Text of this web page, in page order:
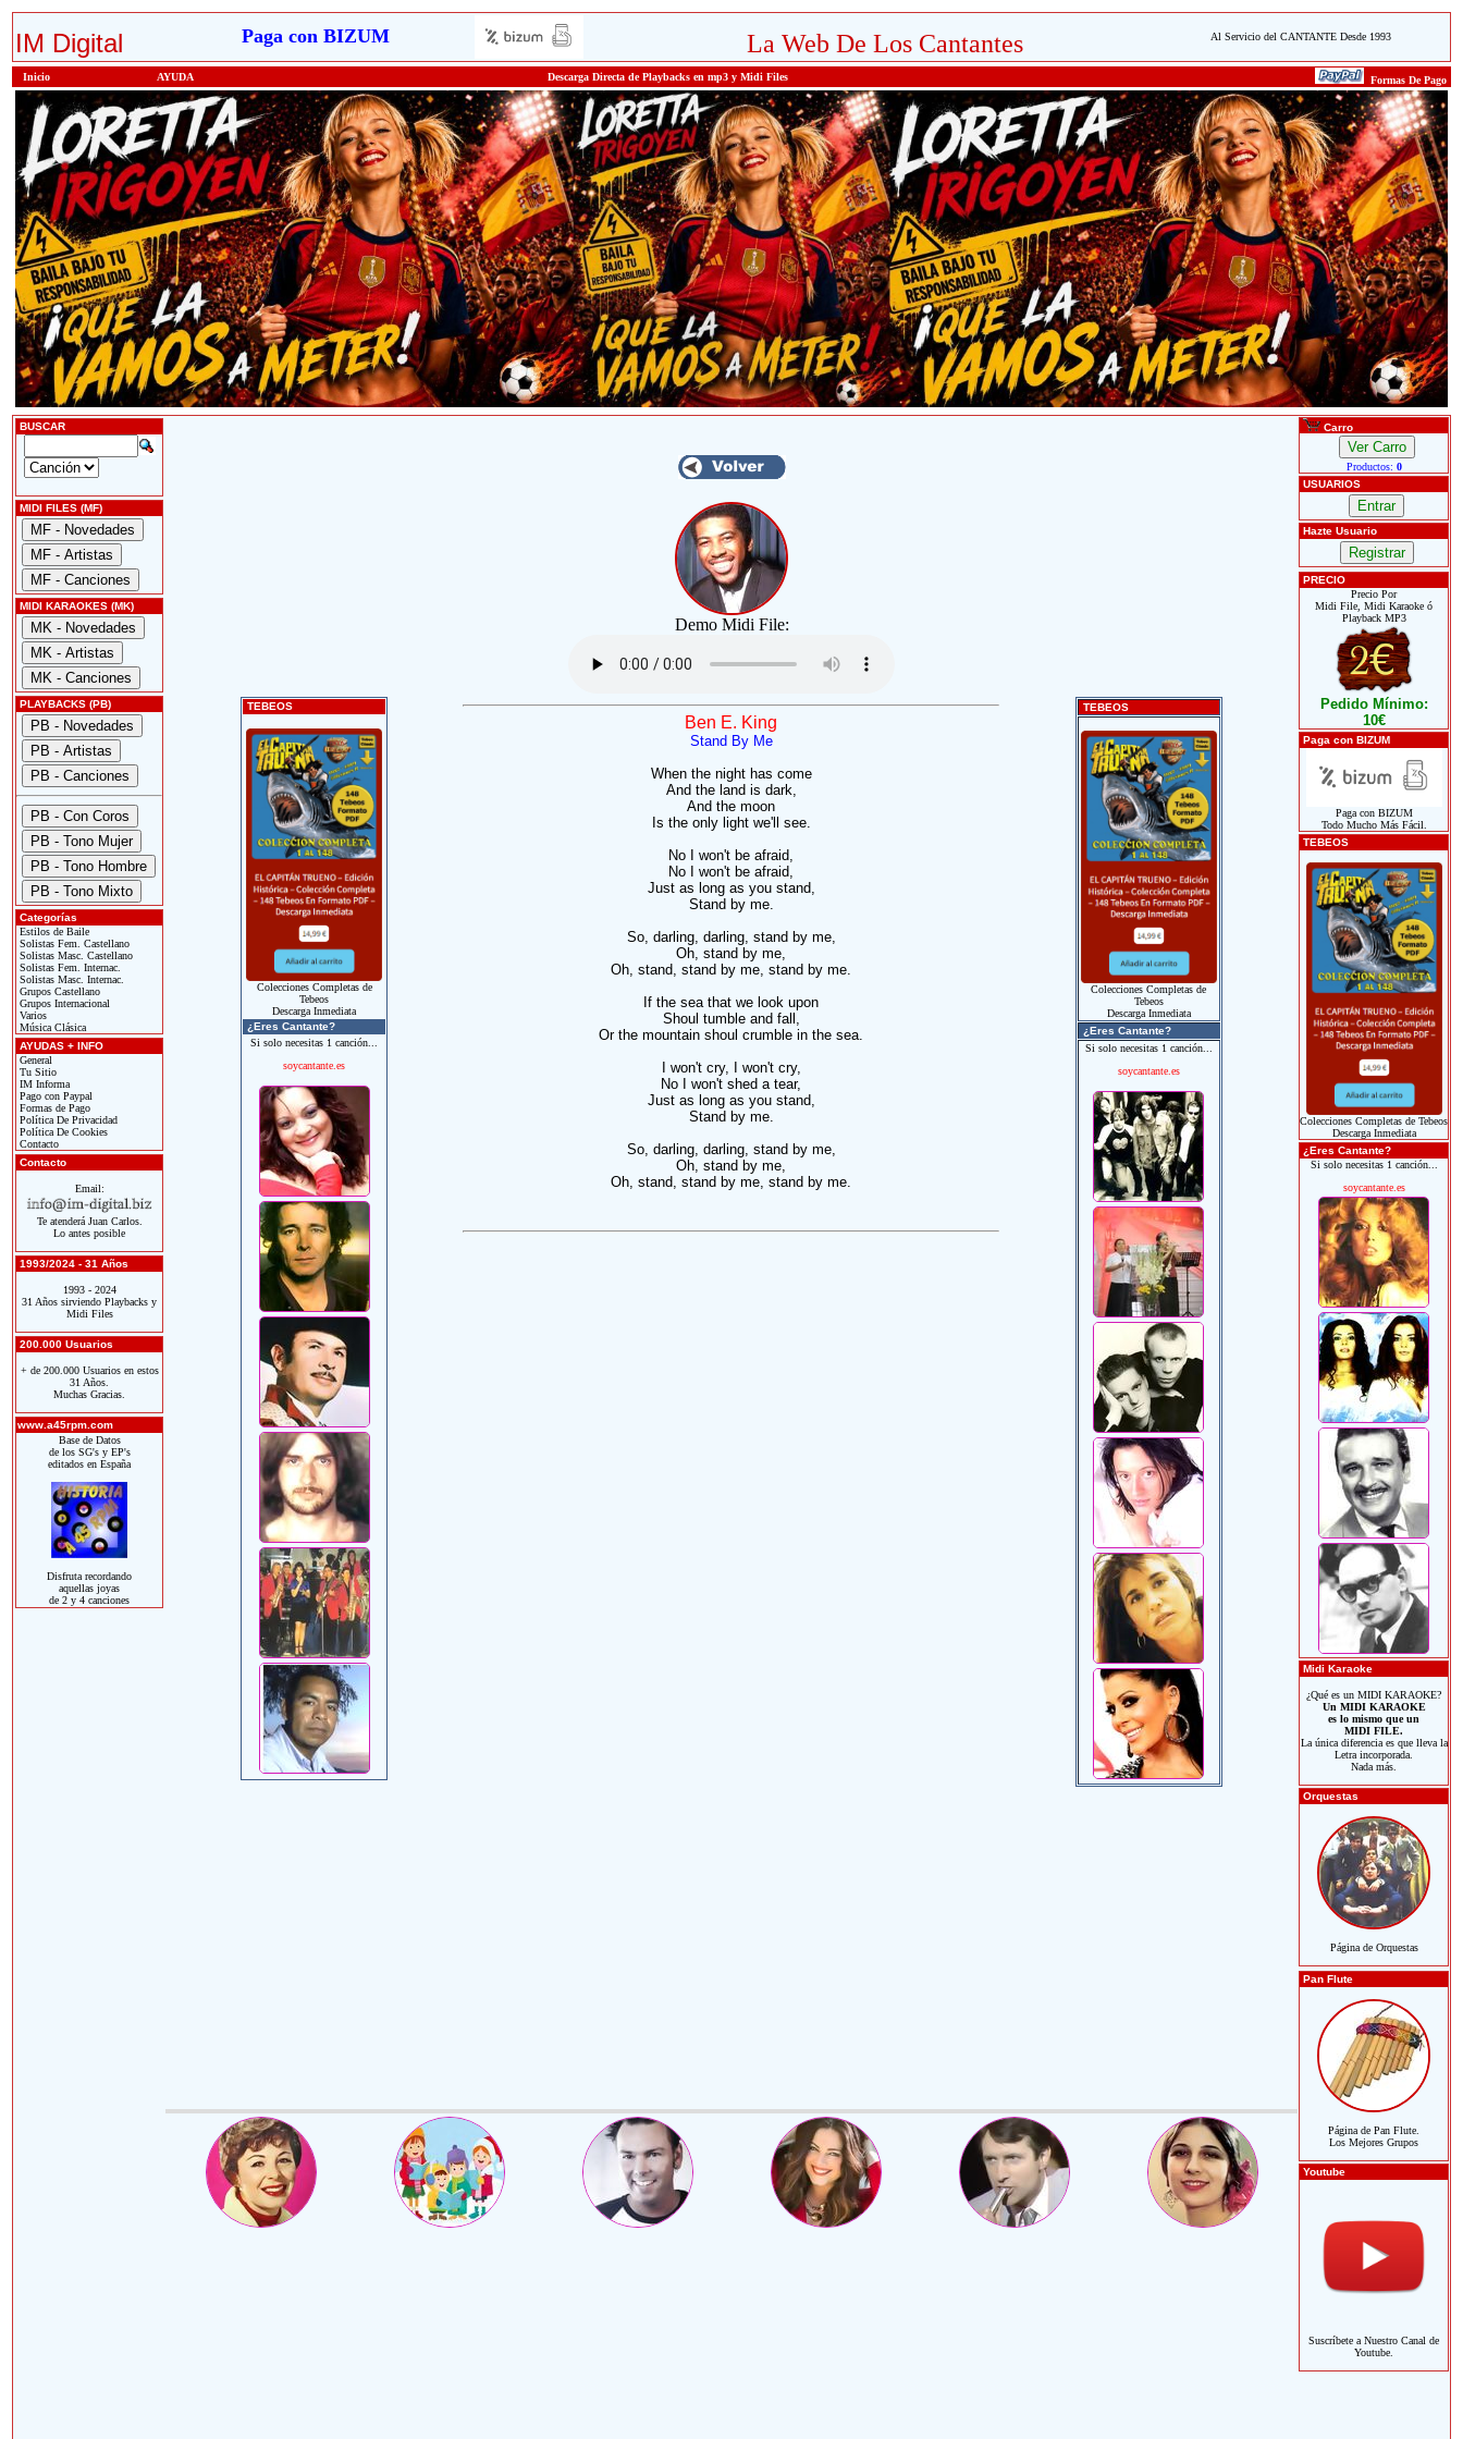
IM Digital Paga con BIZUM La Web De Los Cantantes Al Servicio del CANTANTE Desde 1993
Inicio AYUDA Descarga Directa de Playbacks en mp3 y Midi Files Formas De Pago
BUSCAR
MIDI FILES (MF)
MIDI KARAOKES (MK)
PLAYBACKS (PB)
Categorías
Estilos de Baile
Solistas Fem. Castellano
Solistas Masc. Castellano
Solistas Fem. Internac.
Solistas Masc. Internac.
Grupos Castellano
Grupos Internacional
Varios
Música Clásica
AYUDAS + INFO
General
Tu Sitio
IM Informa
Pago con Paypal
Formas de Pago
Política De Privacidad
Política De Cookies
Contacto
Contacto
Email:
Te atenderá Juan Carlos.
Lo antes posible
1993/2024 - 31 Años
1993 - 2024
31 Años sirviendo Playbacks y
Midi Files
200.000 Usuarios
+ de 200.000 Usuarios en estos
31 Años.
Muchas Gracias.
www.a45rpm.com
Base de Datos
de los SG's y EP's
editados en España
Disfruta recordando
aquellas joyas
de 2 y 4 canciones
Demo Midi File:
TEBEOS
Colecciones Completas de
Tebeos
Descarga Inmediata
¿Eres Cantante?
Si solo necesitas 1 canción...
soycantante.es
Ben E. King
Stand By Me
When the night has come
And the land is dark,
And the moon
Is the only light we'll see.
No I won't be afraid,
No I won't be afraid,
Just as long as you stand,
Stand by me.
So, darling, darling, stand by me,
Oh, stand by me,
Oh, stand, stand by me, stand by me.
If the sea that we look upon
Shoul tumble and fall,
Or the mountain shoul crumble in the sea.
I won't cry, I won't cry,
No I won't shed a tear,
Just as long as you stand,
Stand by me.
So, darling, darling, stand by me,
Oh, stand by me,
Oh, stand, stand by me, stand by me.
TEBEOS
Colecciones Completas de
Tebeos
Descarga Inmediata
¿Eres Cantante?
Si solo necesitas 1 canción...
soycantante.es
Carro
Productos: 0
USUARIOS
Hazte Usuario
PRECIO
Precio Por
Midi File, Midi Karaoke ó
Playback MP3
Pedido Mínimo:
10€
Paga con BIZUM
Paga con BIZUM
Todo Mucho Más Fácil.
TEBEOS
Colecciones Completas de Tebeos
Descarga Inmediata
¿Eres Cantante?
Si solo necesitas 1 canción...
soycantante.es
Midi Karaoke
¿Qué es un MIDI KARAOKE?
Un MIDI KARAOKE
es lo mismo que un
MIDI FILE.
La única diferencia es que lleva la
Letra incorporada.
Nada más.
Orquestas
Página de Orquestas
Pan Flute
Página de Pan Flute.
Los Mejores Grupos
Youtube
Suscríbete a Nuestro Canal de
Youtube.